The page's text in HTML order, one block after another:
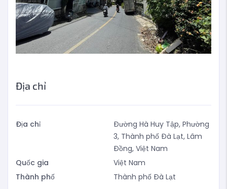
Địa chỉ
Địa chỉ
Đường Hà Huy Tập, Phường
3, Thành phố Đà Lạt, Lâm
Đồng, Việt Nam
Quốc gia
Việt Nam
Thành phố
Thành phố Đà Lạt